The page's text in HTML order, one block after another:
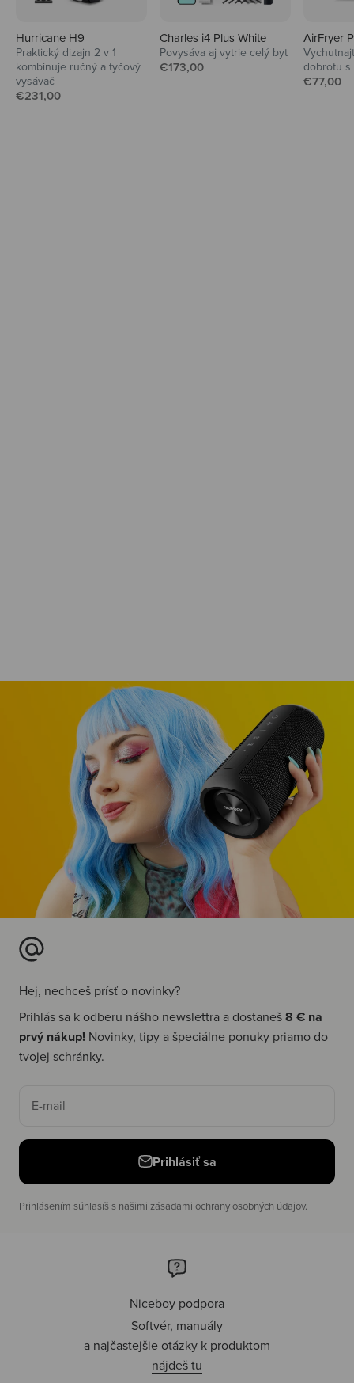
Hurricane H9
Praktický dizajn 2 v 1
kombinuje ručný a tyčový
vysávač
Predajná cena
€231,00
Charles i4 Plus White
Povysáva aj vytrie celý byt
Predajná cena
€173,00
AirFryer
dobrotu s
Predajná
€77,00
Audio
Slúchadlá a reproduktory pre maximálny
hudobný zážitok.
Hej, nechceš prísť o novinky?
Prihlás sa k odberu nášho newslettra a dostaneš8 € na
prvý nákup! Novinky, tipy a špeciálne ponuky priamo do
tvojej schránky.
E-mail
Prihlásiť sa
Prihlásením súhlasíš s našimi zásadami ochrany osobných údajov.
Niceboy podpora
Softvér, manuály
a najčastejšie otázky k produktom
nájdeš tu